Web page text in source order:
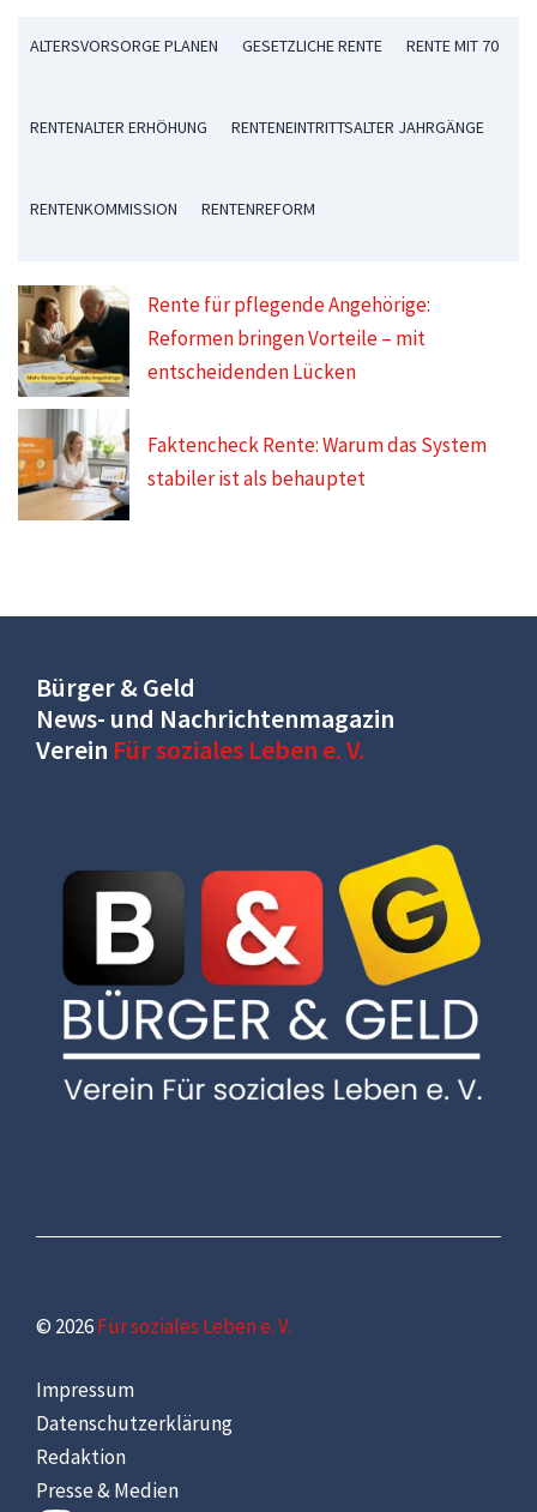
ALTERSVORSORGE PLANEN GESETZLICHE RENTE RENTE MIT 70
RENTENALTER ERHÖHUNG RENTENEINTRITTSALTER JAHRGÄNGE
RENTENKOMMISSION RENTENREFORM
Rente für pflegende Angehörige:
Reformen bringen Vorteile – mit
entscheidenden Lücken
Faktencheck Rente: Warum das System
stabiler ist als behauptet
Bürger & Geld
News- und Nachrichtenmagazin
Verein Für soziales Leben e. V.
© 2026Für soziales Leben e. V.
Impressum
Datenschutzerklärung
Redaktion
Presse & Medien